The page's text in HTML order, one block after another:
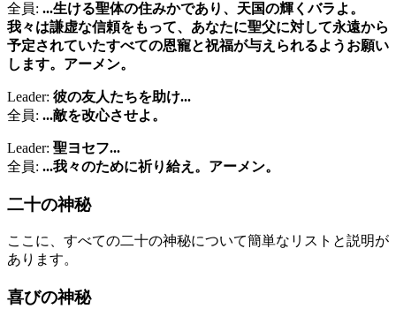
全員: ...生ける聖体の住みかであり、天国の輝くバラよ。
我々は謙虚な信頼をもって、あなたに聖父に対して永遠から
予定されていたすべての恩寵と祝福が与えられるようお願い
します。アーメン。
Leader: 彼の友人たちを助け...
全員: ...敵を改心させよ。
Leader: 聖ヨセフ...
全員: ...我々のために祈り給え。アーメン。
二十の神秘
ここに、すべての二十の神秘について簡単なリストと説明が
あります。
喜びの神秘